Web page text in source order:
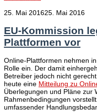
25. Mai 201625. Mai 2016
EU-Kommission
Plattformen vor
Online-Plattformen nehmen
Rolle ein. Der damit
Betreiber jedoch nicht
heute eine Mitteilung zu
Überlegungen und Pläne zur
Rahmenbedingungen
umfassender